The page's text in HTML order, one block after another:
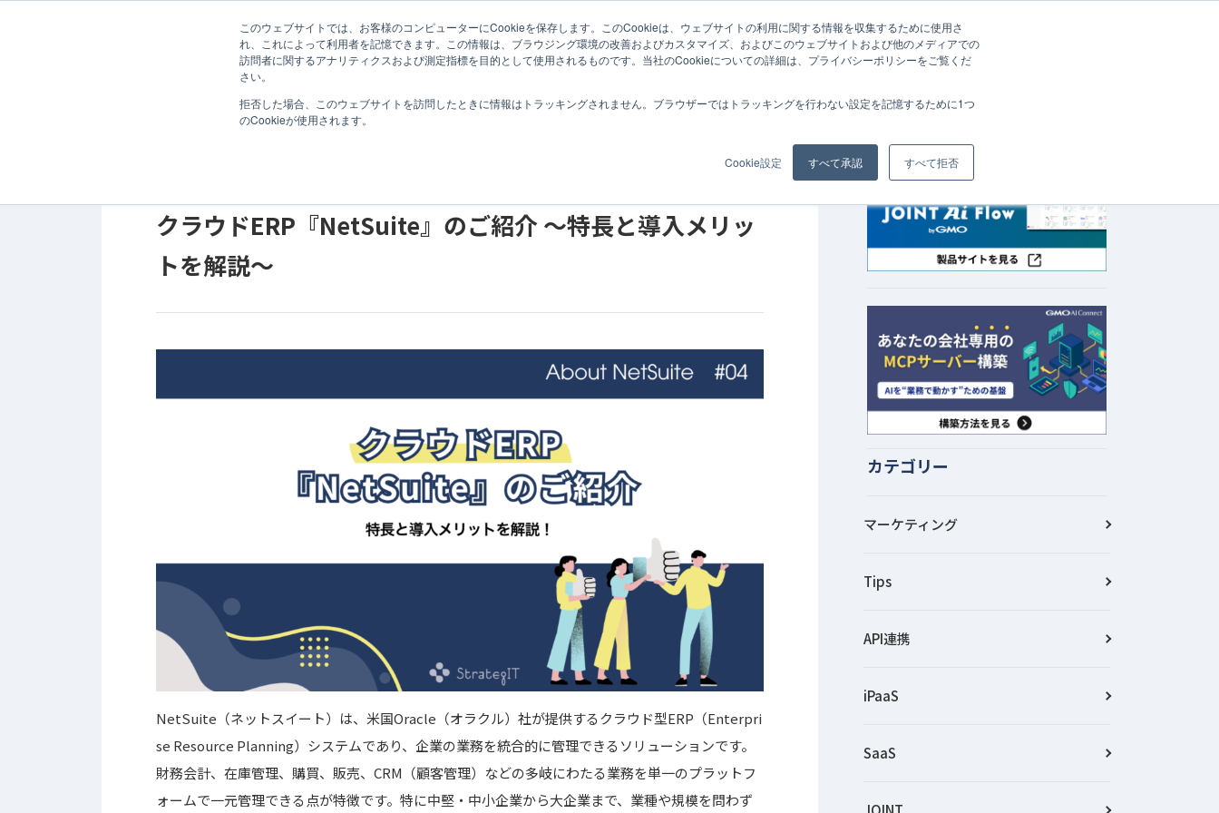
このウェブサイトでは、お客様のコンピューターにCookieを保存します。このCookieは、ウェブサイトの利用に関する情報を収集するために使用さ
れ、これによって利用者を記憶できます。この情報は、ブラウジング環境の改善およびカスタマイズ、およびこのウェブサイトおよび他のメディアでの
訪問者に関するアナリティクスおよび測定指標を目的として使用されるものです。当社のCookieについての詳細は、プライバシーポリシーをご覧くだ
さい。
拒否した場合、このウェブサイトを訪問したときに情報はトラッキングされません。ブラウザーではトラッキングを行わない設定を記憶するために1つ
のCookieが使用されます。
Cookie設定 すべて承認 すべて拒否
サービス紹介 事例 コラム お知らせ 私たちについて 採用情報 会社概要 お問い合わせ
導入支援 クラウドERP『NetSuite』のご紹介 〜特長と導入メリットを解説〜
クラウドERP『NetSuite』のご紹介 〜特長と導入メリッ
トを解説〜
NetSuite（ネットスイート）は、米国Oracle（オラクル）社が提供するクラウド型ERP（Enterpri
se Resource Planning）システムであり、企業の業務を統合的に管理できるソリューションです。
財務会計、在庫管理、購買、販売、CRM（顧客管理）などの多岐にわたる業務を単一のプラットフ
ォームで一元管理できる点が特徴です。特に中堅・中小企業から大企業まで、業種や規模を問わず
カテゴリー
マーケティング
Tips
API連携
iPaaS
SaaS